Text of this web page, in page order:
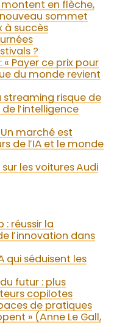
montent en flèche,
sommet
à succès
?
« Payer ce prix pour
du monde revient
streaming risque de
l’intelligence
marché est
de l’IA et le monde
les voitures Audi
réussir la
l’innovation dans
qui séduisent les
du futur : plus
copilotes
de pratiques
» (Anne Le Gall,